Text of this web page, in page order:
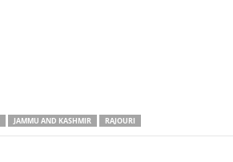
JAMMU AND KASHMIR RAJOURI